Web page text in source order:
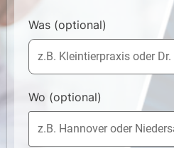
Was (optional)
Wo (optional)